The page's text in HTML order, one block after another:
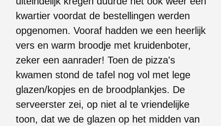
kwartier voordat de bestellingen werden
opgenomen. Vooraf hadden we een heerlijk
vers en warm broodje met kruidenboter,
zeker een aanrader! Toen de pizza's
kwamen stond de tafel nog vol met lege
glazen/kopjes en de broodplankjes. De
serveerster zei, op niet al te vriendelijke
toon, dat we de glazen op het midden van